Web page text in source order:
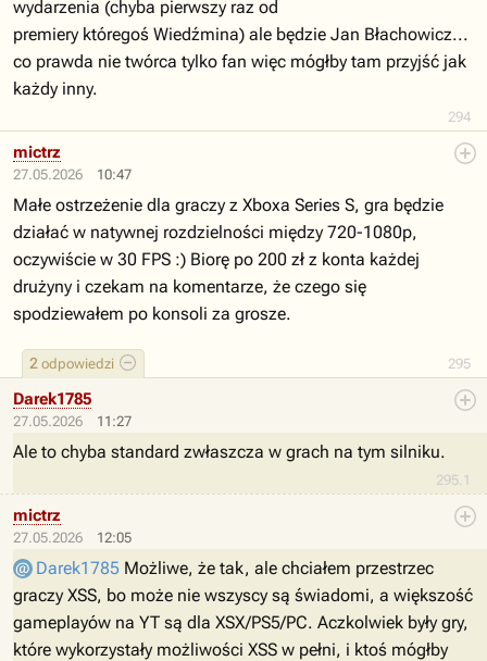
294
wydarzenia (chyba pierwszy raz od
premiery któregoś Wiedźmina) ale będzie Jan Błachowicz...
co prawda nie twórca tylko fan więc mógłby tam przyjść jak
każdy inny.
27.05.2026 10:47
295
2 odpowiedzi
mictrz
Małe ostrzeżenie dla graczy z Xboxa Series S, gra będzie
działać w natywnej rozdzielności między 720-1080p,
oczywiście w 30 FPS :) Biorę po 200 zł z konta każdej
drużyny i czekam na komentarze, że czego się
spodziewałem po konsoli za grosze.
27.05.2026 11:27
295.1
Darek1785
Ale to chyba standard zwłaszcza w grach na tym silniku.
27.05.2026 12:05
mictrz
Darek1785 Możliwe, że tak, ale chciałem przestrzec
graczy XSS, bo może nie wszyscy są świadomi, a większość
gameplayów na YT są dla XSX/PS5/PC. Aczkolwiek były gry,
które wykorzystały możliwości XSS w pełni, i ktoś mógłby